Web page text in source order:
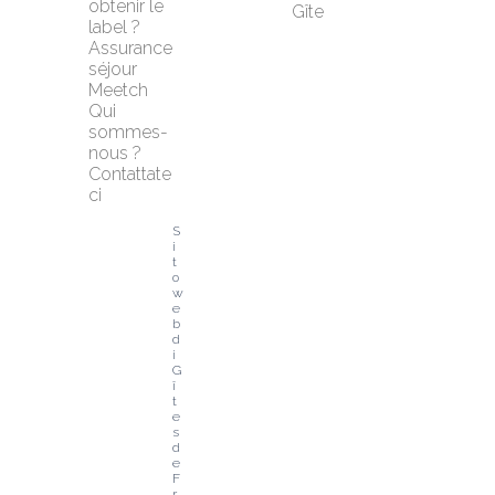
obtenir le
label ?
Assurance
séjour
Meetch
Qui
sommes-
nous ?
Contattate
ci
Gîte
S
i
t
o
w
e
b
d
i
G
î
t
e
s
d
e
F